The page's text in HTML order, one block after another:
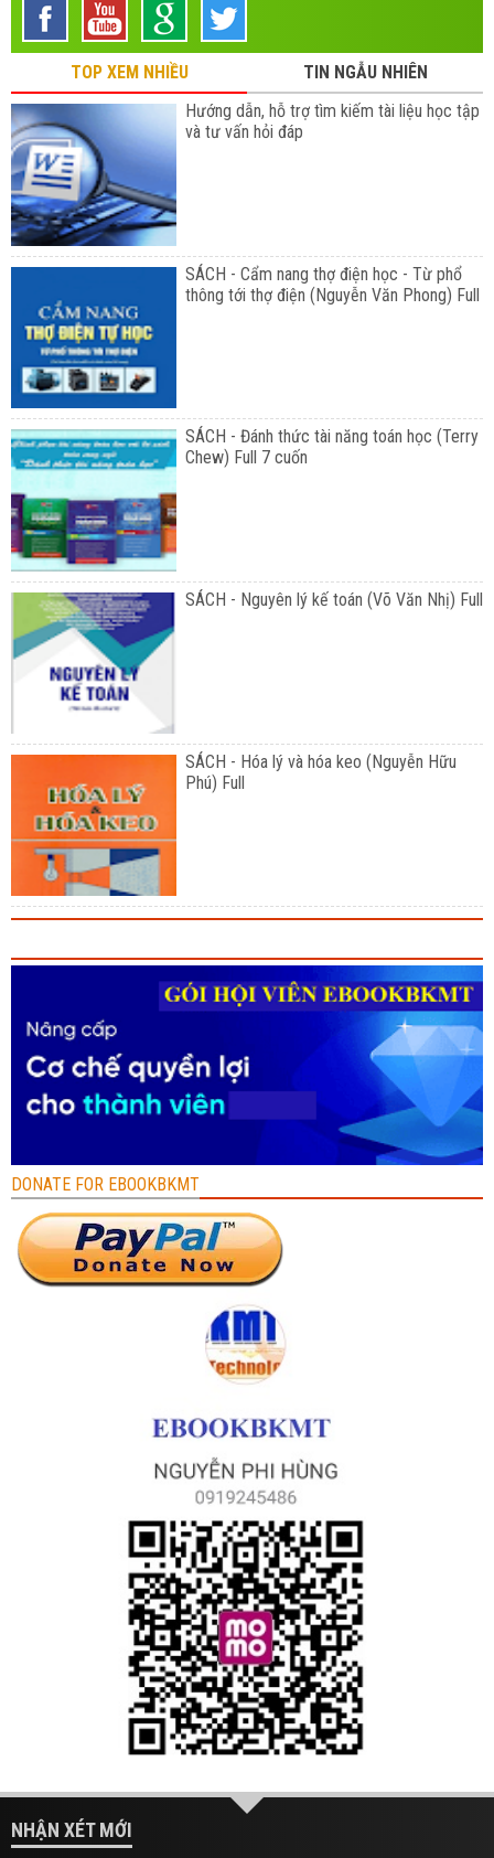
TOP XEM NHIỀU
TIN NGẪU NHIÊN
Hướng dẫn, hỗ trợ tìm kiếm tài liệu học tập
và tư vấn hỏi đáp
SÁCH - Cẩm nang thợ điện học - Từ phổ
thông tới thợ điện (Nguyễn Văn Phong) Full
SÁCH - Đánh thức tài năng toán học (Terry
Chew) Full 7 cuốn
SÁCH - Nguyên lý kế toán (Võ Văn Nhị) Full
SÁCH - Hóa lý và hóa keo (Nguyễn Hữu
Phú) Full
DONATE FOR EBOOKBKMT
NHẬN XÉT MỚI